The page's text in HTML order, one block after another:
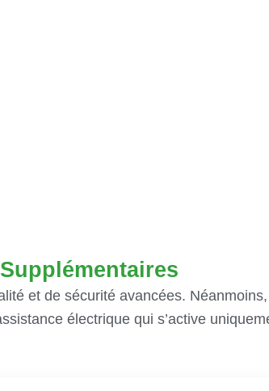
et de sécurité avancées. Néanmoins,
électrique qui s’active